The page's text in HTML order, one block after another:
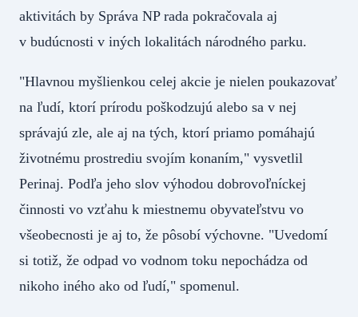
aktivitách by Správa NP rada pokračovala aj
v budúcnosti v iných lokalitách národného parku.
"Hlavnou myšlienkou celej akcie je nielen poukazovať
na ľudí, ktorí prírodu poškodzujú alebo sa v nej
správajú zle, ale aj na tých, ktorí priamo pomáhajú
životnému prostrediu svojím konaním," vysvetlil
Perinaj. Podľa jeho slov výhodou dobrovoľníckej
činnosti vo vzťahu k miestnemu obyvateľstvu vo
všeobecnosti je aj to, že pôsobí výchovne. "Uvedomí
si totiž, že odpad vo vodnom toku nepochádza od
nikoho iného ako od ľudí," spomenul.